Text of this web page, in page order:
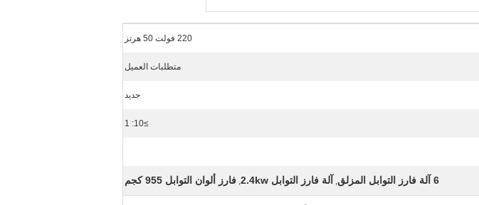
220 فولت 50 هرتز
متطلبات العميل
جديد
≥10: 1
6 آلة فارز التوابل المزلق , آلة فارز التوابل 2.4kw , فارز ألوان التوابل 955 كجم